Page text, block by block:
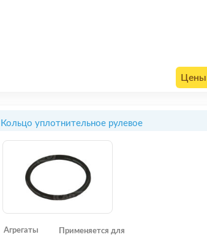
Цены
Кольцо уплотнительное рулевое
Агрегаты Применяется для